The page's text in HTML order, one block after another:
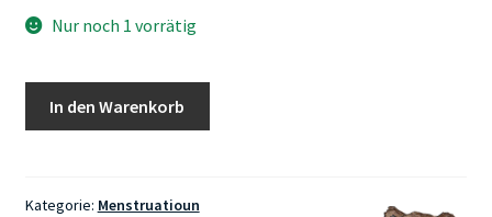
Nur noch 1 vorrätig
55
In den Warenkorb
Kategorie: Menstruatioun